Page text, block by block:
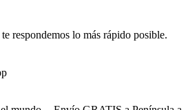
respondemos lo más rápido posible.